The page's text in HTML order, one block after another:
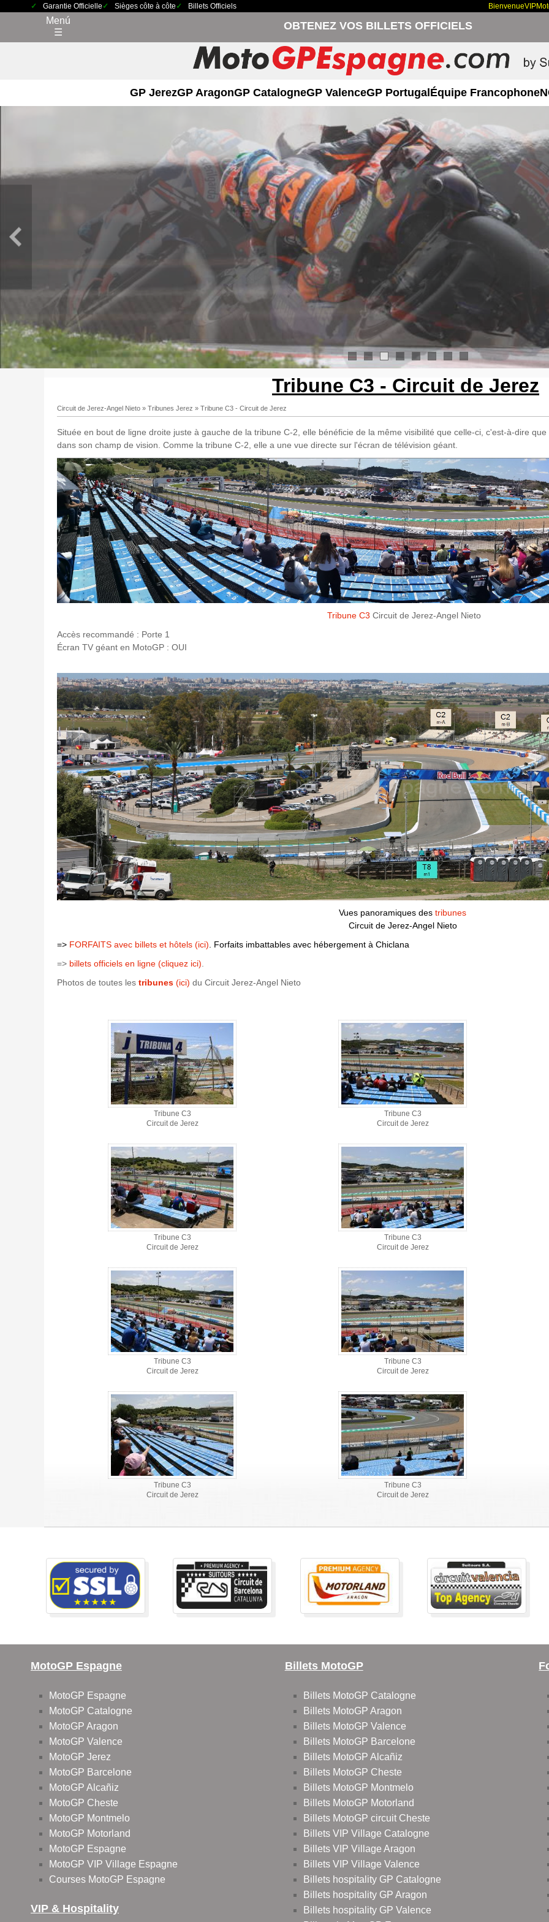
Garantie Officielle Sièges côte à côte Billets Officiels BienvenueVIP
Menú
☰
OBTENEZ VOS BILLETS OFFICIELS
GP JerezGP AragonGP CatalogneGP ValenceGP PortugalÉquipe Francophone
1 2 5
Tribune C3 - Circuit de Jerez
Circuit de Jerez-Angel Nieto » Tribunes Jerez » Tribune C3 - Circuit de Jerez
Située en bout de ligne droite juste à gauche de la tribune C-2, elle bénéficie de la même visibilité que celle-ci, c'est-à-dire
dans son champ de vision. Comme la tribune C-2, elle a une vue directe sur l'écran de télévision géant.
Tribune C3 Circuit de Jerez-Angel Nieto
Accès recommandé : Porte 1
Écran TV géant en MotoGP : OUI
Vues panoramiques des tribunes
Circuit de Jerez-Angel Nieto
=> FORFAITS avec billets et hôtels (ici) . Forfaits imbattables avec hébergement à Chiclana
=> billets officiels en ligne (cliquez ici)
Photos de toutes les tribunes (ici) du Circuit Jerez-Angel Nieto
Tribune C3
Circuit de Jerez
Tribune C3
Circuit de Jerez
Tribune C3
Circuit de Jerez
Tribune C3
Circuit de Jerez
Tribune C3
Circuit de Jerez
Tribune C3
Circuit de Jerez
Tribune C3
Circuit de Jerez
Tribune C3
Circuit de Jerez
MotoGP Espagne
MotoGP Espagne
MotoGP Catalogne
MotoGP Aragon
MotoGP Valence
MotoGP Jerez
MotoGP Barcelone
MotoGP Alcañiz
MotoGP Cheste
MotoGP Montmelo
MotoGP Motorland
MotoGP Espagne
MotoGP VIP Village Espagne
Courses MotoGP Espagne
VIP & Hospitality
Billets MotoGP
Billets MotoGP Catalogne
Billets MotoGP Aragon
Billets MotoGP Valence
Billets MotoGP Barcelone
Billets MotoGP Alcañiz
Billets MotoGP Cheste
Billets MotoGP Montmelo
Billets MotoGP Motorland
Billets MotoGP circuit Cheste
Billets VIP Village Catalogne
Billets VIP Village Aragon
Billets VIP Village Valence
Billets hospitality GP Catalogne
Billets hospitality GP Aragon
Billets hospitality GP Valence